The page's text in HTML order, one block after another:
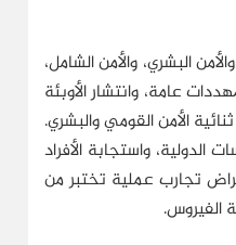
البشري، والأمن الشامل،
عامة، وانتشار الأوبئة
أهمية ثنائية الأمن القومي والبشري.
19، فتتطرق إلى استجابة المؤسسات الدولية، واستجابة الأفراد
تجارب عملية تختبر من
الفيروس.